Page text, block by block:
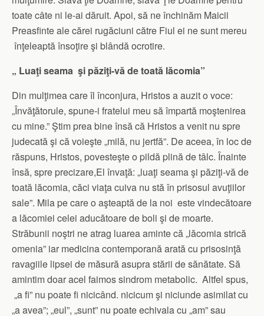
toate câte ni le-ai dăruit. Apoi, să ne închinăm Maicii
Preasfinte ale cărei rugăciuni către Fiul ei ne sunt mereu
înţeleaptă însoţire şi blândă ocrotire.
„ Luaţi seama şi păziţi-vă de toată lăcomia”
Din mulţimea care îl înconjura, Hristos a auzit o voce:
„Învăţătorule, spune-i fratelui meu să împartă moştenirea
cu mine.” Ştim prea bine însă că Hristos a venit nu spre
judecată şi că voieşte „milă, nu jertfă”. De aceea, în loc de
răspuns, Hristos, povesteşte o pildă plină de tâlc. Înainte
însă, spre precizare,El învaţă: „luaţi seama şi păziţi-vă de
toată lăcomia, căci viaţa cuiva nu stă în prisosul avuţiilor
sale”. Mila pe care o aşteaptă de la noi este vindecătoare
a lăcomiei celei aducătoare de boli şi de moarte.
Străbunii noştri ne atrag luarea aminte că „lăcomia strică
omenia” iar medicina contemporană arată cu prisosinţă
ravagiile lipsei de măsură asupra stării de sănătate. Să
amintim doar acel faimos sindrom metabolic. Altfel spus,
„a fi” nu poate fi nicicând. nicicum şi niciunde asimilat cu
„a avea”; „eul”, „sunt” nu poate echivala cu „am” sau